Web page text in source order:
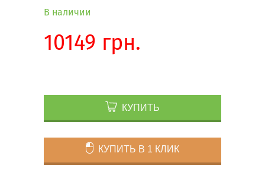
В наличии
10149 грн.
КУПИТЬ
КУПИТЬ В 1 КЛИК